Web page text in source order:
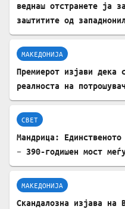
веднаш отстранете ја
заштитите од
МАКЕДОНИЈА
Премиерот изјави
реалноста на
СВЕТ
Мандрица:
– 390-годишен мост
МАКЕДОНИЈА
Скандалозна изјава на